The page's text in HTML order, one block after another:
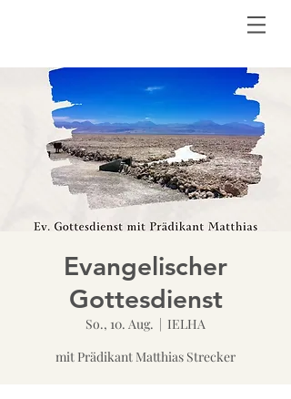
Evangelischer
Gottesdienst
So., 10. Aug.
  |
IELHA
mit Prädikant Matthias Strecker